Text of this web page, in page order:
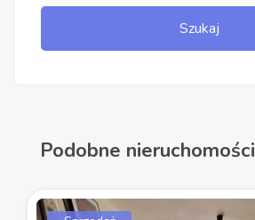
Szukaj
Podobne nieruchomości